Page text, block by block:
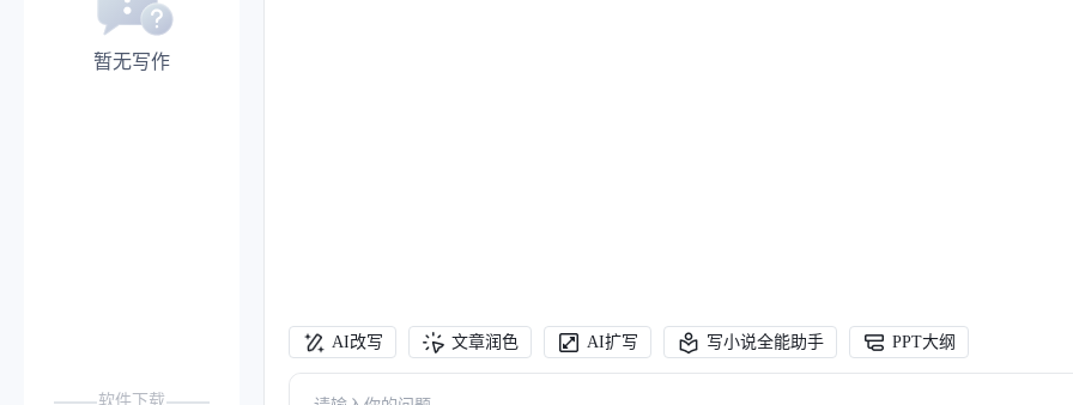
暂无写作
软件下载
AI改写 文章润色 AI扩写 写小说全能助手 PPT大纲